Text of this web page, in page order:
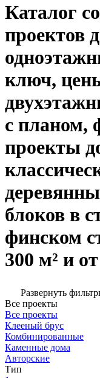
Каталог
проектов
ключ,
с планом,
проекты
блоков в
финском
300 м² и
Развернуть
Все проекты
Все проекты
Клееный брус
Комбинированные
Каменные дома
Авторские
Тип